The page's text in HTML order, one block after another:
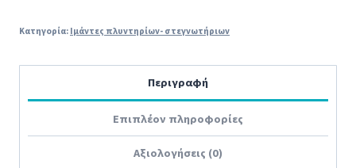
Κατηγορία: Ιμάντες πλυντηρίων- στεγνωτήριων
Περιγραφή
Επιπλέον πληροφορίες
Αξιολογήσεις (0)